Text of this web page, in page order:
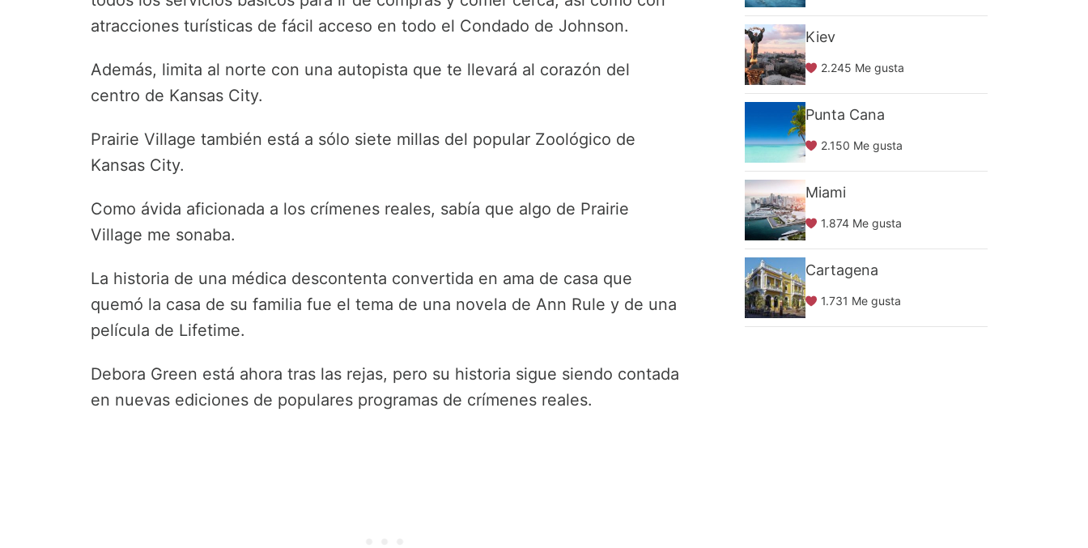
atracciones turísticas de fácil acceso en todo el Condado de Johnson.
Además, limita al norte con una autopista que te llevará al corazón del
centro de Kansas City.
Prairie Village también está a sólo siete millas del popular Zoológico de
Kansas City.
Como ávida aficionada a los crímenes reales, sabía que algo de Prairie
Village me sonaba.
La historia de una médica descontenta convertida en ama de casa que
quemó la casa de su familia fue el tema de una novela de Ann Rule y de una
película de Lifetime.
Debora Green está ahora tras las rejas, pero su historia sigue siendo contada
en nuevas ediciones de populares programas de crímenes reales.
Kiev
2.245 Me gusta
Punta Cana
2.150 Me gusta
Miami
1.874 Me gusta
Cartagena
1.731 Me gusta